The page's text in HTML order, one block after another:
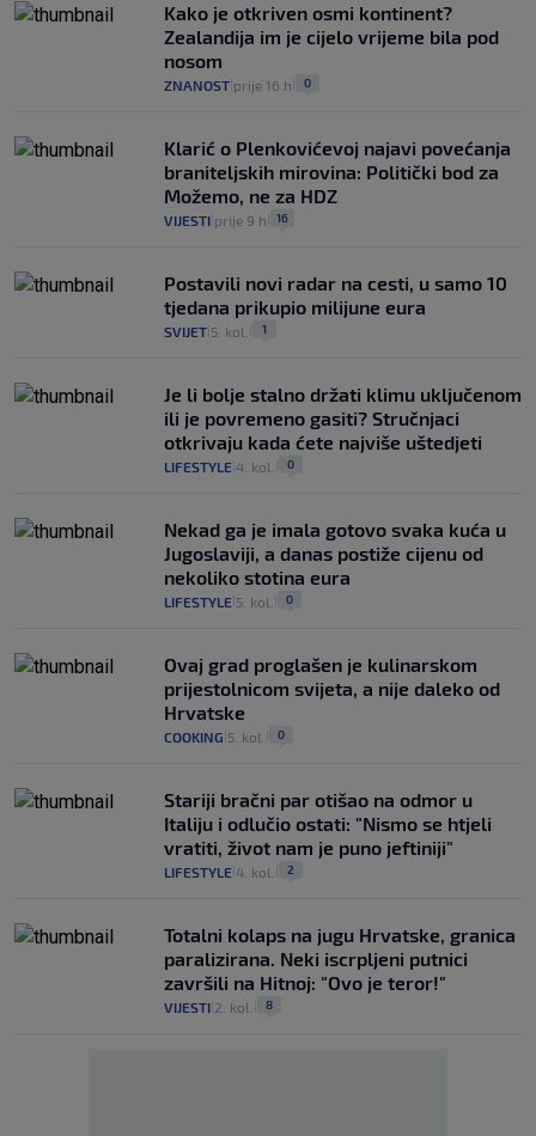
Kako je otkriven osmi kontinent?
Zealandija im je cijelo vrijeme bila pod
nosom
ZNANOST prije 16 h 0
Klarić o Plenkovićevoj najavi povećanja
braniteljskih mirovina: Politički bod za
Možemo, ne za HDZ
VIJESTI prije 9 h 16
Postavili novi radar na cesti, u samo 10
tjedana prikupio milijune eura
SVIJET 5. kol. 1
Je li bolje stalno držati klimu uključenom
ili je povremeno gasiti? Stručnjaci
otkrivaju kada ćete najviše uštedjeti
LIFESTYLE 4. kol. 0
Nekad ga je imala gotovo svaka kuća u
Jugoslaviji, a danas postiže cijenu od
nekoliko stotina eura
LIFESTYLE 5. kol. 0
Ovaj grad proglašen je kulinarskom
prijestolnicom svijeta, a nije daleko od
Hrvatske
COOKING 5. kol. 0
Stariji bračni par otišao na odmor u
Italiju i odlučio ostati: "Nismo se htjeli
vratiti, život nam je puno jeftiniji"
LIFESTYLE 4. kol. 2
Totalni kolaps na jugu Hrvatske, granica
paralizirana. Neki iscrpljeni putnici
završili na Hitnoj: "Ovo je teror!"
VIJESTI 2. kol. 8